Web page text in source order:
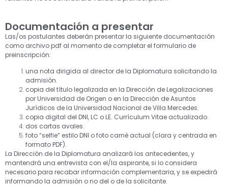
Documentación a presentar
Las/os postulantes deberán presentar la siguiente documentación
como archivo pdf al momento de completar el formulario de
preinscripción:
una nota dirigida al director de la Diplomatura solicitando la
admisión.
copia del título legalizada en la Dirección de Legalizaciones
por Universidad de Origen o en la Dirección de Asuntos
Jurídicos de la Universidad Nacional de Villa Mercedes.
copia digital del DNl, LC o LE. Currículum Vitae actualizado.
dos cartas avales.
foto “selfie” estilo DNI o foto carné actual (clara y centrada en
formato PDF).
La Dirección de la Diplomatura analizará los antecedentes, y
mantendrá una entrevista con el/la aspirante, si lo considera
necesario para recabar información complementaria, y se expedirá
informando la admisión o no del o de la solicitante.